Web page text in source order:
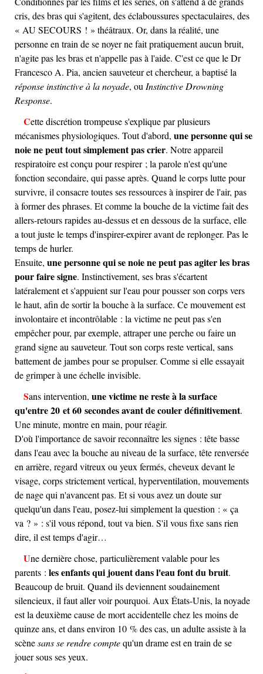
cris, des bras qui s'agitent, des éclaboussures spectaculaires, des
« AU SECOURS ! » théâtraux. Or, dans la réalité, une
personne en train de se noyer ne fait pratiquement aucun bruit,
n'agite pas les bras et n'appelle pas à l'aide. C'est ce que le Dr
Francesco A. Pia, ancien sauveteur et chercheur, a baptisé la
réponse instinctive à la noyade, ou Instinctive Drowning
Response.
Cette discrétion trompeuse s'explique par plusieurs
mécanismes physiologiques. Tout d'abord, une personne qui se
noie ne peut tout simplement pas crier. Notre appareil
respiratoire est conçu pour respirer ; la parole n'est qu'une
fonction secondaire, qui passe après. Quand le corps lutte pour
survivre, il consacre toutes ses ressources à inspirer de l'air, pas
à former des phrases. Et comme la bouche de la victime fait des
allers-retours rapides au-dessus et en dessous de la surface, elle
a tout juste le temps d'inspirer-expirer avant de replonger. Pas le
temps de hurler.
Ensuite, une personne qui se noie ne peut pas agiter les bras
pour faire signe. Instinctivement, ses bras s'écartent
latéralement et s'appuient sur l'eau pour pousser son corps vers
le haut, afin de sortir la bouche à la surface. Ce mouvement est
involontaire et incontrôlable : la victime ne peut pas s'en
empêcher pour, par exemple, attraper une perche ou faire un
grand signe au sauveteur. Tout son corps reste vertical, sans
battement de jambes pour se propulser. Comme si elle essayait
de grimper à une échelle invisible.
Sans intervention, une victime ne reste à la surface
qu'entre 20 et 60 secondes avant de couler définitivement.
Une minute, montre en main, pour réagir.
D'où l'importance de savoir reconnaître les signes : tête basse
dans l'eau avec la bouche au niveau de la surface, tête renversée
en arrière, regard vitreux ou yeux fermés, cheveux devant le
visage, corps strictement vertical, hyperventilation, mouvements
de nage qui n'avancent pas. Et si vous avez un doute sur
quelqu'un dans l'eau, posez-lui simplement la question : « ça
va ? » : s'il vous répond, tout va bien. S'il vous fixe sans rien
dire, il est temps d'agir…
Une dernière chose, particulièrement valable pour les
parents : les enfants qui jouent dans l'eau font du bruit.
Beaucoup de bruit. Quand ils deviennent soudainement
silencieux, il faut aller voir pourquoi. Aux États-Unis, la noyade
est la deuxième cause de mort accidentelle chez les moins de
quinze ans, et dans environ 10 % des cas, un adulte assiste à la
scènesans se rendre comptequ'un drame est en train de se
jouer sous ses yeux.